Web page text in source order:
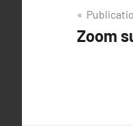
de
Zoom